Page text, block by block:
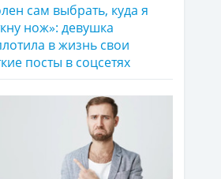
сам выбрать, куда я
нож»: девушка
в жизнь свои
посты в соцсетях